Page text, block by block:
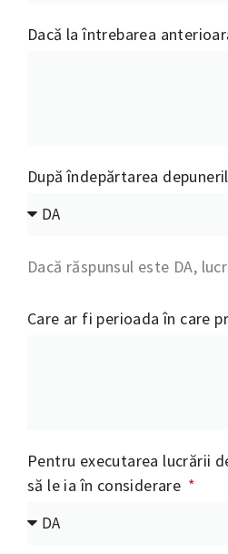
Dacă la întrebarea
După îndepărtarea
Dacă răspunsul este DA,
Care ar fi perioada în care
Pentru executarea lucrării
să le ia în considerare